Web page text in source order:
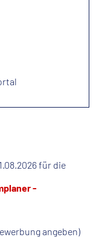
für die
-
angeben)